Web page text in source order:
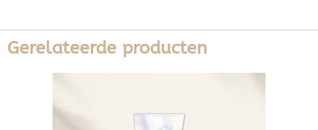
Gerelateerde producten